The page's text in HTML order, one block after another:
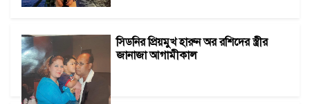
সিডনির প্রিয়মুখ হারুন অর রশিদের স্ত্রীর
জানাজা আগামীকাল